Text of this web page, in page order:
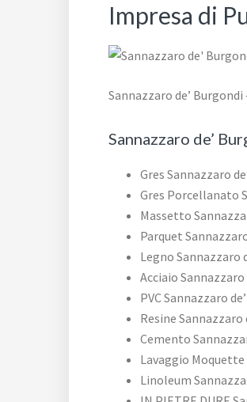
Impresa di
Sannazzaro de’
Sannazzaro de’
Gres Sannazzaro
Gres Porcellanato
Massetto
Parquet
Legno Sannazzaro
Acciaio Sannazzaro
PVC Sannazzaro
Resine Sannazzaro
Cemento
Lavaggio Moquette
Linoleum